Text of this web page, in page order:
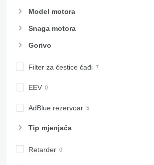
Model motora
Snaga motora
Gorivo
Filter za čestice čađi
EEV
AdBlue rezervoar
Tip mјenjača
Retarder